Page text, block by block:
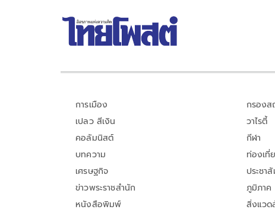
การเมือง
เปลว สีเงิน
คอลัมนิสต์
บทความ
เศรษฐกิจ
ข่าวพระราชสำนัก
หนังสือพิมพ์
กรอง
วาไรตี้
กีฬา
ท่องเ
ประชา
ภูมิภาค
สิ่งแวด